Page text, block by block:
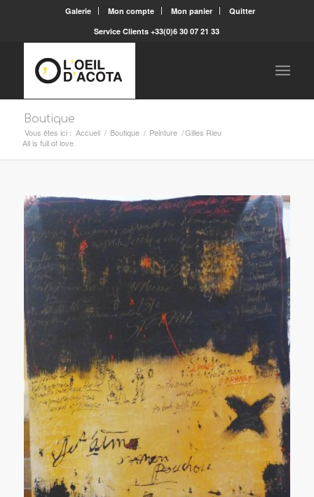
Galerie Mon compte Mon panier
Quitter
Service Clients +33(0)6 30 07 21 33
Boutique
Vous êtes ici : Accueil / Boutique / Peinture /Gilles Rieu
All is full of love